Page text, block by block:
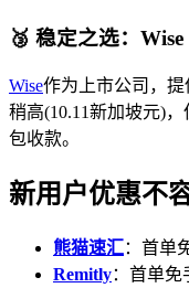
🥉 稳定之选：Wise
Wise作为上市公司，提
稍高(10.11新加坡元)
包收款。
新用户优惠不
熊猫速汇：首单
Remitly：首单免